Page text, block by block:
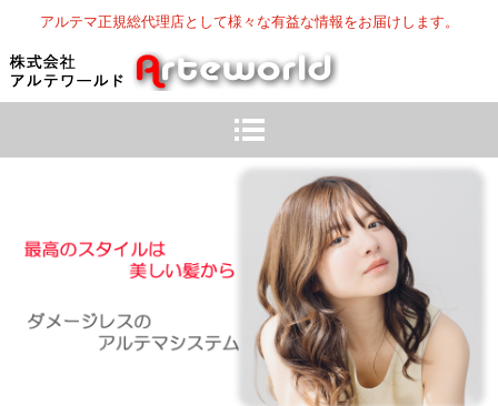
アルテマ正規総代理店として様々な有益な情報をお届けします。